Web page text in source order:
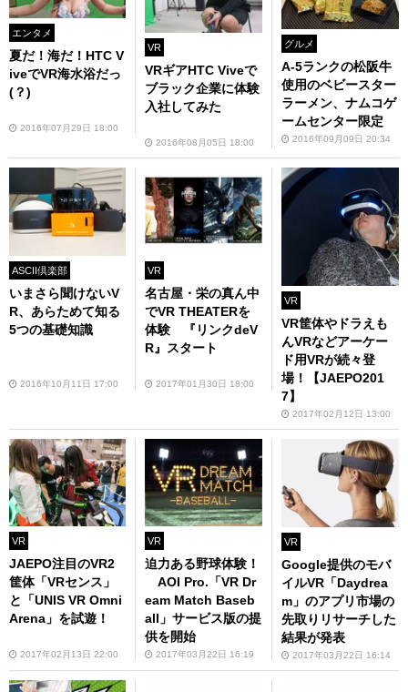
エンタメ
夏だ！海だ！HTC V
iveでVR海水浴だっ
(？)
2016年07月29日 18:00
VR
VRギアHTC Viveで
ブラック企業に体験
入社してみた
2016年08月05日 18:00
グルメ
A-5ランクの松阪牛
使用のベビースター
ラーメン、ナムコゲ
ームセンター限定
2016年09月09日 20:34
ASCII倶楽部
いまさら聞けないV
R、あらためて知る
5つの基礎知識
2016年10月11日 17:00
VR
名古屋・栄の真ん中
でVR THEATERを
体験 『リンクdeV
R』スタート
2017年01月30日 18:00
VR
VR筐体やドラえも
んVRなどアーケー
ド用VRが続々登
場！【JAEPO201
7】
2017年02月12日 13:00
VR
JAEPO注目のVR2
筐体「VRセンス」
と「UNIS VR Omni
Arena」を試遊！
2017年02月13日 22:00
VR
迫力ある野球体験！
AOI Pro.「VR Dr
eam Match Baseb
all」サービス版の提
供を開始
2017年03月22日 16:19
VR
Google提供のモバ
イルVR「Daydrea
m」のアプリ市場の
先取りリサーチした
結果が発表
2017年03月22日 16:14